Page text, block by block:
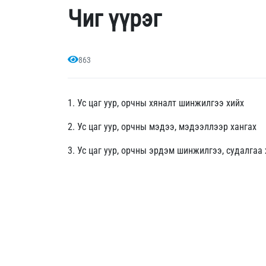
Чиг үүрэг
863
1. Ус цаг уур, орчны хяналт шинжилгээ хийх
2. Ус цаг уур, орчны мэдээ, мэдээллээр хангах
3. Ус цаг уур, орчны эрдэм шинжилгээ, судалгаа